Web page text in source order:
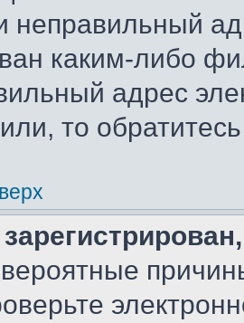
неправильный
каким-либо
адрес
то